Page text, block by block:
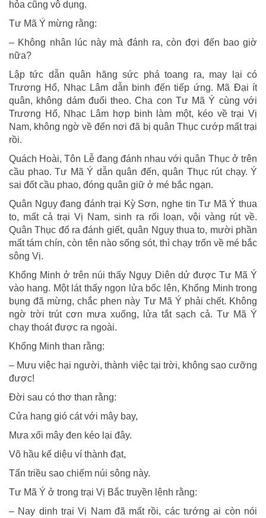
hỏa cũng vô dụng.
Tư Mã Ý mừng rằng:
– Không nhân lúc này mà đánh ra, còn đợi đến bao giờ
nữa?
Lập tức dẫn quân hăng sức phá toang ra, may lại có
Trương Hổ, Nhạc Lâm dẫn binh đến tiếp ứng. Mã Đại ít
quân, không dám đuổi theo. Cha con Tư Mã Ý cùng với
Trương Hổ, Nhạc Lâm hợp binh làm một, kéo về trại Vị
Nam, không ngờ về đến nơi đã bị quân Thục cướp mất trại
rồi.
Quách Hoài, Tôn Lễ đang đánh nhau với quân Thục ở trên
cầu phao. Tư Mã Ý dẫn quân đến, quân Thục rút chạy. Ý
sai đốt cầu phao, đóng quân giữ ở mé bắc ngạn.
Quân Ngụy đang đánh trại Kỳ Sơn, nghe tin Tư Mã Ý thua
to, mất cả trại Vị Nam, sinh ra rối loạn, vội vàng rút về.
Quân Thục đổ ra đánh giết, quân Ngụy thua to, mười phần
mất tám chín, còn tên nào sống sót, thì chạy trốn về mé bắc
sông Vị.
Khổng Minh ở trên núi thấy Ngụy Diên dử được Tư Mã Ý
vào hang. Một lát thấy ngọn lửa bốc lên, Khổng Minh trong
bụng đã mừng, chắc phen này Tư Mã Ý phải chết. Không
ngờ trời trút cơn mưa xuống, lửa tắt sạch cả. Tư Mã Ý
chạy thoát được ra ngoài.
Khổng Minh than rằng:
– Mưu việc hại người, thành việc tại trời, không sao cưỡng
được!
Đời sau có thơ than rằng:
Cửa hang gió cát với mây bay,
Mưa xối mây đen kéo lại đây.
Võ hầu kế diệu ví thành đạt,
Tấn triều sao chiếm núi sông này.
Tư Mã Ý ở trong trại Vị Bắc truyền lệnh rằng:
– Nay dinh trại Vị Nam đã mất rồi, các tướng ai còn nói